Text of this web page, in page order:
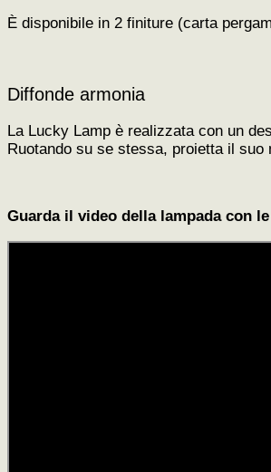
È disponibile in 2 finiture (carta
Diffonde armonia
La Lucky Lamp è realizzata con un
Ruotando su se stessa, proietta il
Guarda il video della lampada con